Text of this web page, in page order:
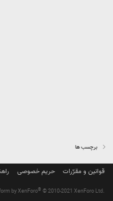
برچسب ها
قوانین و مقرّرات حریم خصوصی
by XenForo® © 2010-2021 XenForo Ltd.